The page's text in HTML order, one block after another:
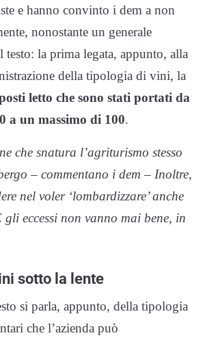
e hanno convinto i dem a non
nonostante un generale
la prima legata, appunto, alla
della tipologia di vini, la
letto che sono stati portati da
a un massimo di 100.
che snatura l’agriturismo stesso
– commentano i dem – Inoltre,
nel voler ‘lombardizzare’ anche
gli eccessi non vanno mai bene, in
sotto la lente
si parla, appunto, della tipologia
che l’azienda può